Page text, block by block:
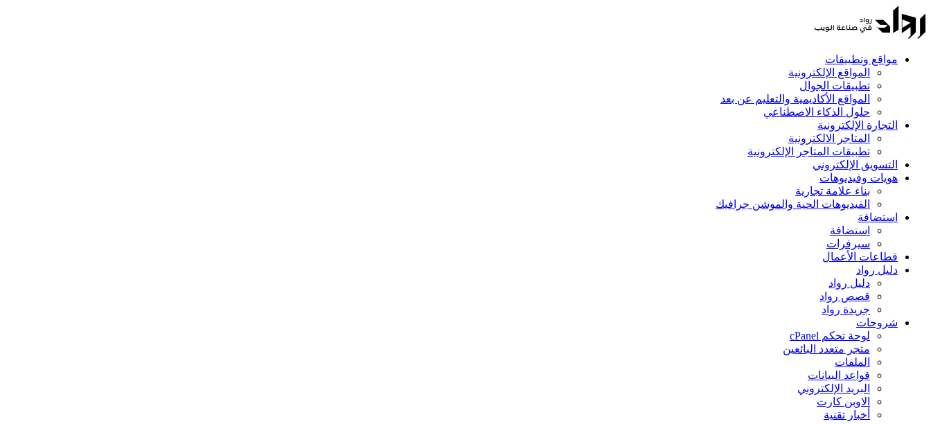
مواقع وتطبيقات
المواقع الإلكترونية
تطبيقات الجوال
المواقع الأكاديمية والتعليم عن بعد
حلول الذكاء الاصطناعي
التجارة الإلكترونية
المتاجر الالكترونية
تطبيقات المتاجر الإلكترونية
التسويق الإلكتروني
هويات وفيديوهات
بناء علامة تجارية
الفيديوهات الحية والموشن جرافيك
استضافة
استضافة
سيرفرات
قطاعات الأعمال
دليل رواد
دليل رواد
قصص رواد
جريدة رواد
شروحات
لوحة تحكم cPanel
متجر متعدد البائعين
الملفات
قواعد البيانات
البريد الإلكتروني
الاوبن كارت
أخبار تقنية